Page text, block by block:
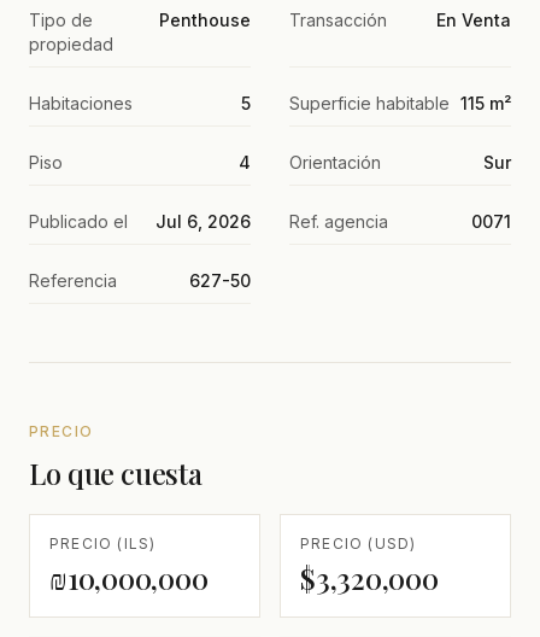
Tipo de
propiedad
Penthouse Transacción En Venta
Habitaciones 5 Superficie habitable 115 m²
Piso 4 Orientación Sur
Publicado el Jul 6, 2026 Ref. agencia 0071
Referencia 627-50
PRECIO
Lo que cuesta
PRECIO (ILS)
₪10,000,000
PRECIO (USD)
$3,320,000